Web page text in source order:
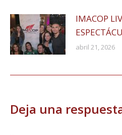
IMACOP
abril 21, 2026
Deja una